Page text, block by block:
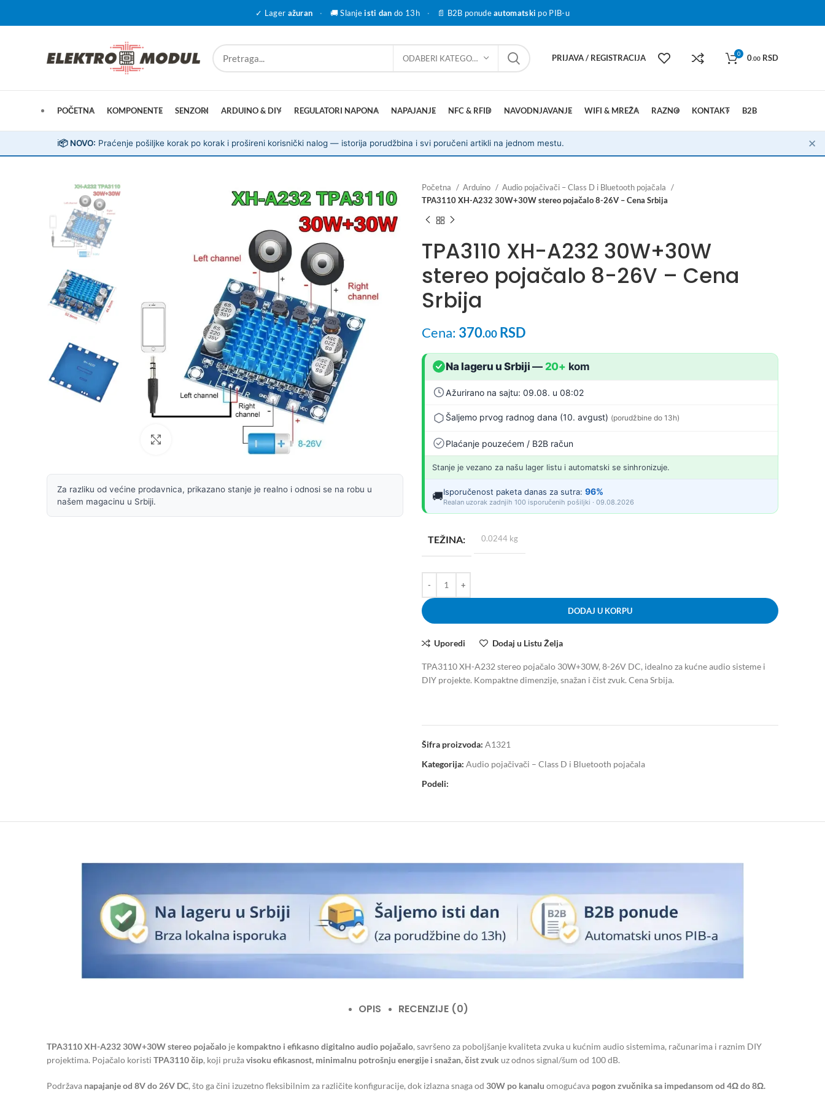
✓ Lager ažuran · 🚚 Slanjeisti dan do 13h · 📄 B2B ponudeautomatski po PIB-u
ODABERI KATEGORIJU PRIJAVA / REGISTRACIJA 0 0.00 RSD
POČETNA KOMPONENTE SENZORI ARDUINO & DIY REGULATORI NAPONA NAPAJANJE NFC & RFID NAVODNJAVANJE WIFI & MREŽA RAZNO KONTAKT B2B
ℹ️📦 NOVO: Praćenje pošiljke korak po korak i prošireni korisnički nalog — istorija porudžbina i svi poručeni artikli na jednom mestu. ✕
Za razliku od većine prodavnica, prikazano stanje je realno i odnosi se na robu u
našem magacinu u Srbiji.
Početna Arduino
Audio pojačivači – Class D i Bluetooth pojačala
TPA3110 XH-A232 30W+30W stereo pojačalo 8-26V – Cena Srbija
TPA3110 XH-A232 30W+30W
stereo pojačalo 8-26V – Cena
Srbija
Cena: 370.00 RSD
Na lageru u Srbiji — 20+ kom
Ažurirano na sajtu: 09.08. u 08:02
Šaljemo prvog radnog dana (10. avgust) (porudžbine do 13h)
Plaćanje pouzećem / B2B račun
Stanje je vezano za našu lager listu i automatski se sinhronizuje.
🚚Isporučenost paketa danas za sutra: 96%
Realan uzorak zadnjih 100 isporučenih pošiljki · 09.08.2026
TEŽINA 0.0244 kg
DODAJ U KORPU
Uporedi Dodaj u Listu Želja
TPA3110 XH-A232 stereo pojačalo 30W+30W, 8-26V DC, idealno za kućne audio sisteme i
DIY projekte. Kompaktne dimenzije, snažan i čist zvuk. Cena Srbija.
Šifra proizvoda: A1321
Kategorija: Audio pojačivači – Class D i Bluetooth pojačala
Podeli:
OPIS RECENZIJE (0)
TPA3110 XH-A232 30W+30W stereo pojačalo je kompaktno i efikasno digitalno audio pojačalo, savršeno za poboljšanje kvaliteta zvuka u kućnim audio sistemima, računarima i raznim DIY
projektima. Pojačalo koristi TPA3110 čip, koji pružavisoku efikasnost, minimalnu potrošnju energije i snažan, čist zvuk uz odnos signal/šum od 100 dB.
Podržava napajanje od 8V do 26V DC, što ga čini izuzetno fleksibilnim za različite konfiguracije, dok izlazna snaga od 30W po kanalu omogućava pogon zvučnika sa impedansom od 4Ω do 8Ω.